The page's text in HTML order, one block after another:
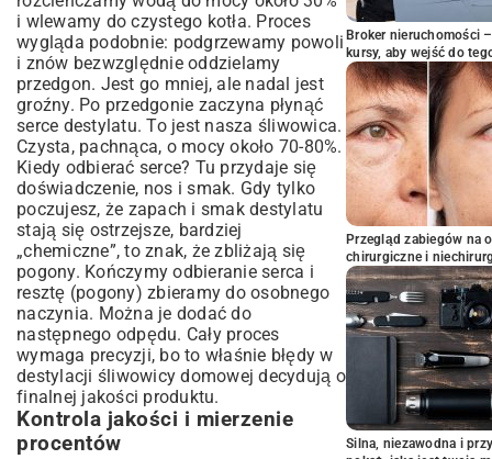
i wlewamy do czystego kotła. Proces
wygląda podobnie: podgrzewamy powoli
i znów bezwzględnie oddzielamy
przedgon. Jest go mniej, ale nadal jest
groźny. Po przedgonie zaczyna płynąć
serce destylatu. To jest nasza śliwowica.
Czysta, pachnąca, o mocy około 70-80%.
Kiedy odbierać serce? Tu przydaje się
doświadczenie, nos i smak. Gdy tylko
poczujesz, że zapach i smak destylatu
stają się ostrzejsze, bardziej
„chemiczne”, to znak, że zbliżają się
pogony. Kończymy odbieranie serca i
resztę (pogony) zbieramy do osobnego
naczynia. Można je dodać do
następnego odpędu. Cały proces
wymaga precyzji, bo to właśnie błędy w
destylacji śliwowicy domowej decydują o
finalnej jakości produktu.
Kontrola jakości i mierzenie
procentów
Broker nieruchomości
kursy, aby wejść do
Przegląd zabiegów na
chirurgiczne i
Silna, niezawodna i